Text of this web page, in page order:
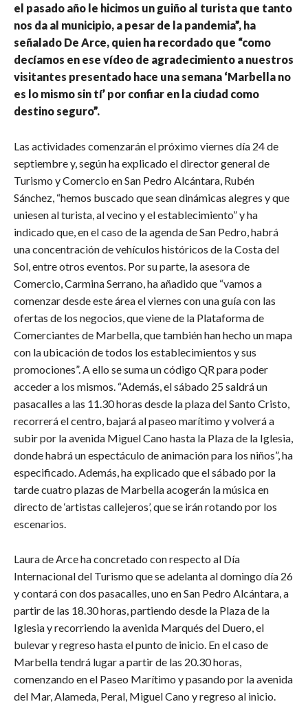
el pasado año le hicimos un guiño al turista que tanto
nos da al municipio, a pesar de la pandemia”, ha
señalado De Arce, quien ha recordado que “como
decíamos en ese vídeo de agradecimiento a nuestros
visitantes presentado hace una semana ‘Marbella no
es lo mismo sin tí’ por confiar en la ciudad como
destino seguro”.
Las actividades comenzarán el próximo viernes día 24 de
septiembre y, según ha explicado el director general de
Turismo y Comercio en San Pedro Alcántara, Rubén
Sánchez, “hemos buscado que sean dinámicas alegres y que
uniesen al turista, al vecino y el establecimiento” y ha
indicado que, en el caso de la agenda de San Pedro, habrá
una concentración de vehículos históricos de la Costa del
Sol, entre otros eventos. Por su parte, la asesora de
Comercio, Carmina Serrano, ha añadido que “vamos a
comenzar desde este área el viernes con una guía con las
ofertas de los negocios, que viene de la Plataforma de
Comerciantes de Marbella, que también han hecho un mapa
con la ubicación de todos los establecimientos y sus
promociones”. A ello se suma un código QR para poder
acceder a los mismos. “Además, el sábado 25 saldrá un
pasacalles a las 11.30 horas desde la plaza del Santo Cristo,
recorrerá el centro, bajará al paseo marítimo y volverá a
subir por la avenida Miguel Cano hasta la Plaza de la Iglesia,
donde habrá un espectáculo de animación para los niños”, ha
especificado. Además, ha explicado que el sábado por la
tarde cuatro plazas de Marbella acogerán la música en
directo de ‘artistas callejeros’, que se irán rotando por los
escenarios.
Laura de Arce ha concretado con respecto al Día
Internacional del Turismo que se adelanta al domingo día 26
y contará con dos pasacalles, uno en San Pedro Alcántara, a
partir de las 18.30 horas, partiendo desde la Plaza de la
Iglesia y recorriendo la avenida Marqués del Duero, el
bulevar y regreso hasta el punto de inicio. En el caso de
Marbella tendrá lugar a partir de las 20.30 horas,
comenzando en el Paseo Marítimo y pasando por la avenida
del Mar, Alameda, Peral, Miguel Cano y regreso al inicio.